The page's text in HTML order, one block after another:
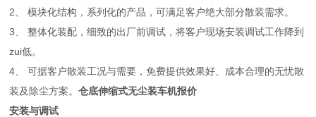
2、 模块化结构，系列化的产品，可满足客户绝大部分散装需求。
3、 整体化装配，细致的出厂前调试，将客户现场安装调试工作降到
zui低。
4、 可据客户散装工况与需要，免费提供效果好、成本合理的无忧散
装及除尘方案。仓底伸缩式无尘装车机报价
安装与调试